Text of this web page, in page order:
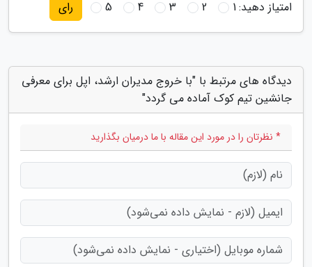
امتیاز دهید:1
2
3
4
5 رای
دیدگاه های مرتبط با "با خروج مدیران ارشد، اپل برای معرفی
جانشین تیم کوک آماده می گردد"
* نظرتان را در مورد این مقاله با ما درمیان بگذارید